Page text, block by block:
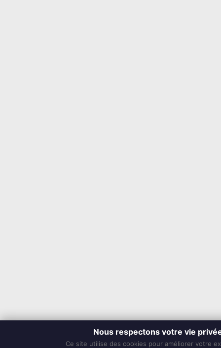
Nous respectons votre vie
Ce site utilise des cookies pour améliorer votre